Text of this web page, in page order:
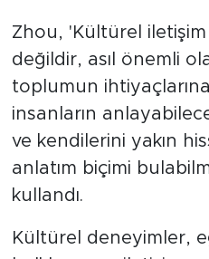
Zhou, 'Kültürel
değildir, asıl önemli
toplumun
insanların
ve kendilerini yakın
anlatım biçimi
kullandı.
Kültürel deneyimler,